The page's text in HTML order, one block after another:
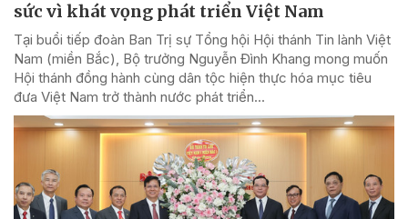
sức vì khát vọng phát triển Việt Nam
Tại buổi tiếp đoàn Ban Trị sự Tổng hội Hội thánh Tin lành Việt
Nam (miền Bắc), Bộ trưởng Nguyễn Đình Khang mong muốn
Hội thánh đồng hành cùng dân tộc hiện thực hóa mục tiêu
đưa Việt Nam trở thành nước phát triển...